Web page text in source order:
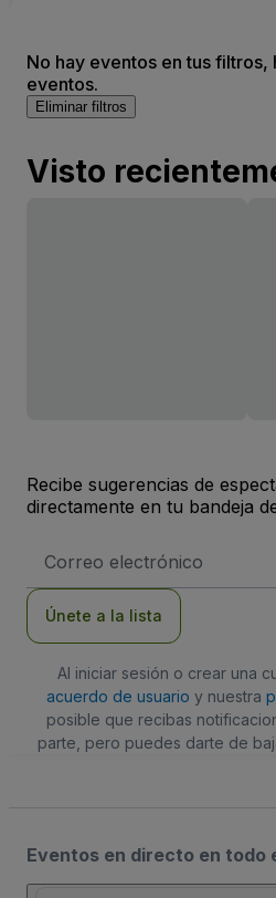
No hay eventos en tus filtros,
eventos.
Eliminar filtros
Visto
Recibe sugerencias de
directamente en tu bandeja
de
Únete a la lista
Al iniciar sesión o crear una
acuerdo de usuario y nuestra
posible que recibas
parte, pero puedes darte de
Eventos en directo en todo